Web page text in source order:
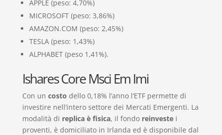
APPLE (peso: 4,70%)
MICROSOFT (peso: 3,86%)
AMAZON.COM (peso: 2,45%)
TESLA (peso: 1,43%)
ALPHABET (peso 1,41%).
Ishares Core Msci Em Imi
Con un costo dello 0,18% l’anno l’ETF permette di
investire nell’intero settore dei Mercati Emergenti. La
modalità di replica è fisica, il fondo reinvestei
proventi, è domiciliato in Irlanda ed è disponibile dal